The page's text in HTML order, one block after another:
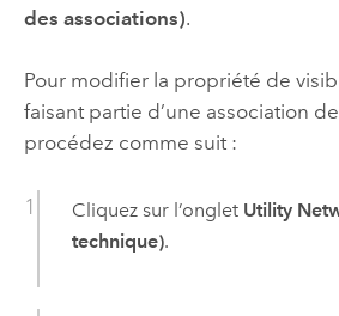
des associations).
Pour modifier la propriété de
faisant partie d’une association
procédez comme suit :
Cliquez sur l’onglet Utility
technique).